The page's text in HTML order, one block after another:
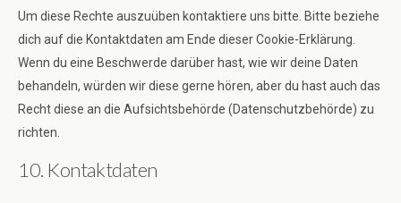
Um diese Rechte auszuüben kontaktiere uns bitte. Bitte beziehe
dich auf die Kontaktdaten am Ende dieser Cookie-Erklärung.
Wenn du eine Beschwerde darüber hast, wie wir deine Daten
behandeln, würden wir diese gerne hören, aber du hast auch das
Recht diese an die Aufsichtsbehörde (Datenschutzbehörde) zu
richten.
10. Kontaktdaten